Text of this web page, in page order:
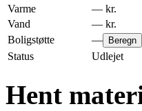
Varme
— kr.
Vand
— kr.
Boligstøtte
— Beregn
Status Udlejet
Hent